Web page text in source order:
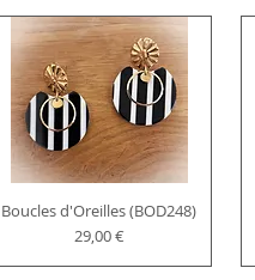
Boucles d'Oreilles (BOD248)
Prix
29,00 €